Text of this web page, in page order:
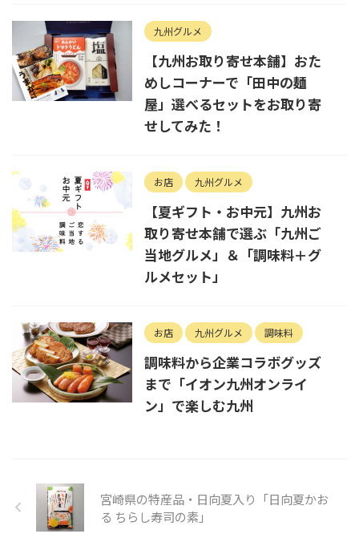
九州グルメ
【九州お取り寄せ本舗】おた
めしコーナーで「田中の麺
屋」選べるセットをお取り寄
せしてみた！
お店 九州グルメ
【夏ギフト・お中元】九州お
取り寄せ本舗で選ぶ「九州ご
当地グルメ」＆「調味料＋グ
ルメセット」
お店 九州グルメ 調味料
調味料から企業コラボグッズ
まで「イオン九州オンライ
ン」で楽しむ九州
宮崎県の特産品・日向夏入り「日向夏かお
る ちらし寿司の素」